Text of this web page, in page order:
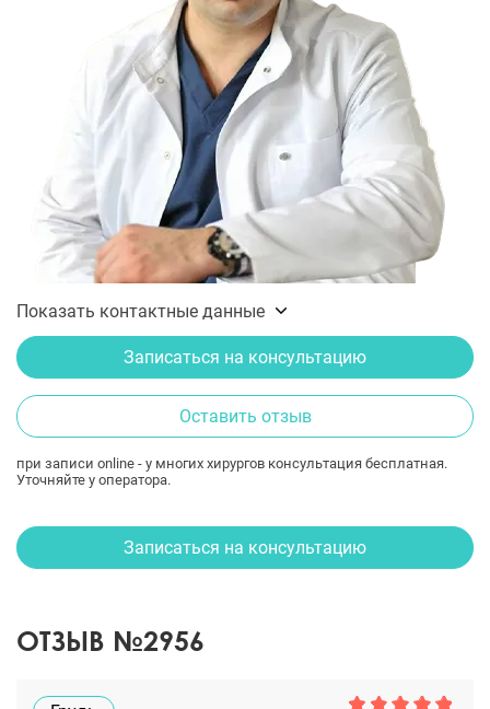
Показать контактные данные
Записаться на консультацию
Оставить отзыв
при записи online - у многих хирургов консультация бесплатная.
Уточняйте у оператора.
Записаться на консультацию
ОТЗЫВ №2956